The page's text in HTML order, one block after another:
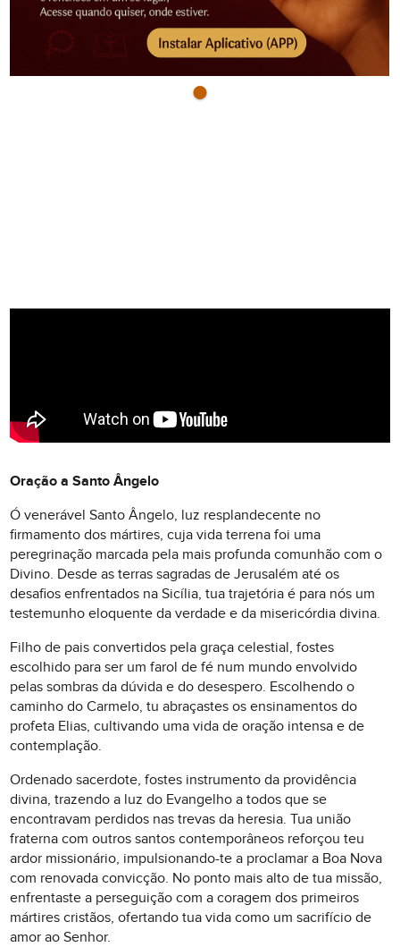
Oração a Santo Ângelo
Ó venerável Santo Ângelo, luz resplandecente no
firmamento dos mártires, cuja vida terrena foi uma
peregrinação marcada pela mais profunda comunhão com o
Divino. Desde as terras sagradas de Jerusalém até os
desafios enfrentados na Sicília, tua trajetória é para nós um
testemunho eloquente da verdade e da misericórdia divina.
Filho de pais convertidos pela graça celestial, fostes
escolhido para ser um farol de fé num mundo envolvido
pelas sombras da dúvida e do desespero. Escolhendo o
caminho do Carmelo, tu abraçastes os ensinamentos do
profeta Elias, cultivando uma vida de oração intensa e de
contemplação.
Ordenado sacerdote, fostes instrumento da providência
divina, trazendo a luz do Evangelho a todos que se
encontravam perdidos nas trevas da heresia. Tua união
fraterna com outros santos contemporâneos reforçou teu
ardor missionário, impulsionando-te a proclamar a Boa Nova
com renovada convicção. No ponto mais alto de tua missão,
enfrentaste a perseguição com a coragem dos primeiros
mártires cristãos, ofertando tua vida como um sacrifício de
amor ao Senhor.